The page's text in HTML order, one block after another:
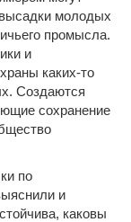
молодых
промысла.
и
каких-то
Создаются
сохранение
по
и
каковы